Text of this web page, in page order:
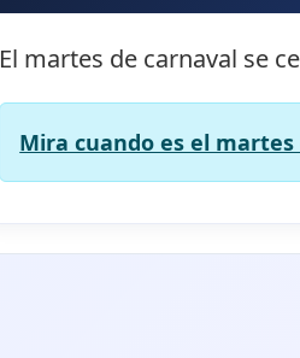
El martes de carnaval se
Mira cuando es el martes